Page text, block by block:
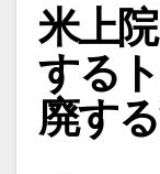
米上
する
廃す